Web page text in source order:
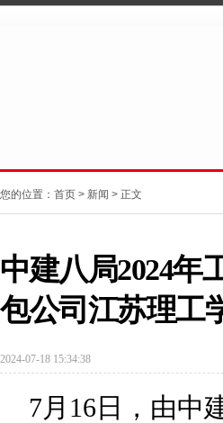
您的位置： 首页 > 新闻 > 正文
中建八局2024年
包公司江苏理工
2024-07-18 15:34:38
7月16日，由中